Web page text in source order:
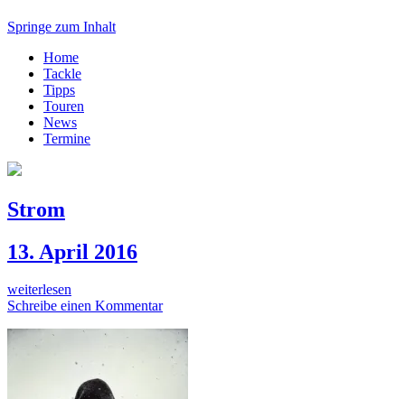
Springe zum Inhalt
Home
Tackle
Tipps
Touren
News
Termine
Strom
13. April 2016
weiterlesen
Schreibe einen Kommentar